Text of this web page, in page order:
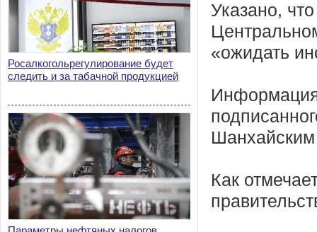
Росалкогольрегулирование будет
следить и за табачной продукцией
Указано,
«ожидать
Информация
Шанхайским
Как